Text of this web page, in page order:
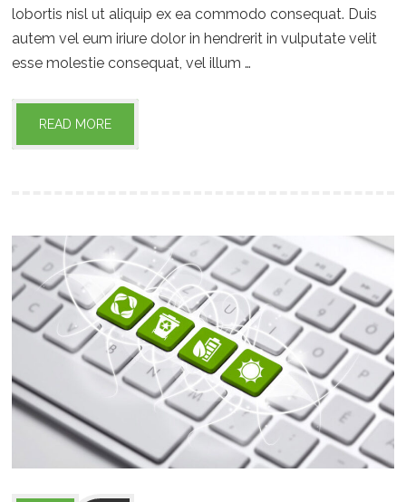
lobortis nisl ut aliquip ex ea commodo consequat. Duis
autem vel eum iriure dolor in hendrerit in vulputate velit
esse molestie consequat, vel illum …
READ MORE